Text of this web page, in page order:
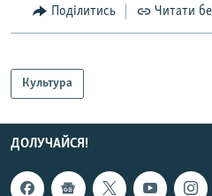
Поділитись Читати
Культура
ДОЛУЧАЙСЯ!